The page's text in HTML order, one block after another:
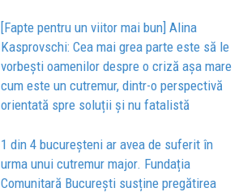
[Fapte pentru un viitor mai bun] Alina
Kasprovschi: Cea mai grea parte este să le
vorbești oamenilor despre o criză așa mare
cum este un cutremur, dintr-o perspectivă
orientată spre soluții și nu fatalistă
1 din 4 bucureșteni ar avea de suferit în
urma unui cutremur major. Fundația
Comunitară București susține pregătirea